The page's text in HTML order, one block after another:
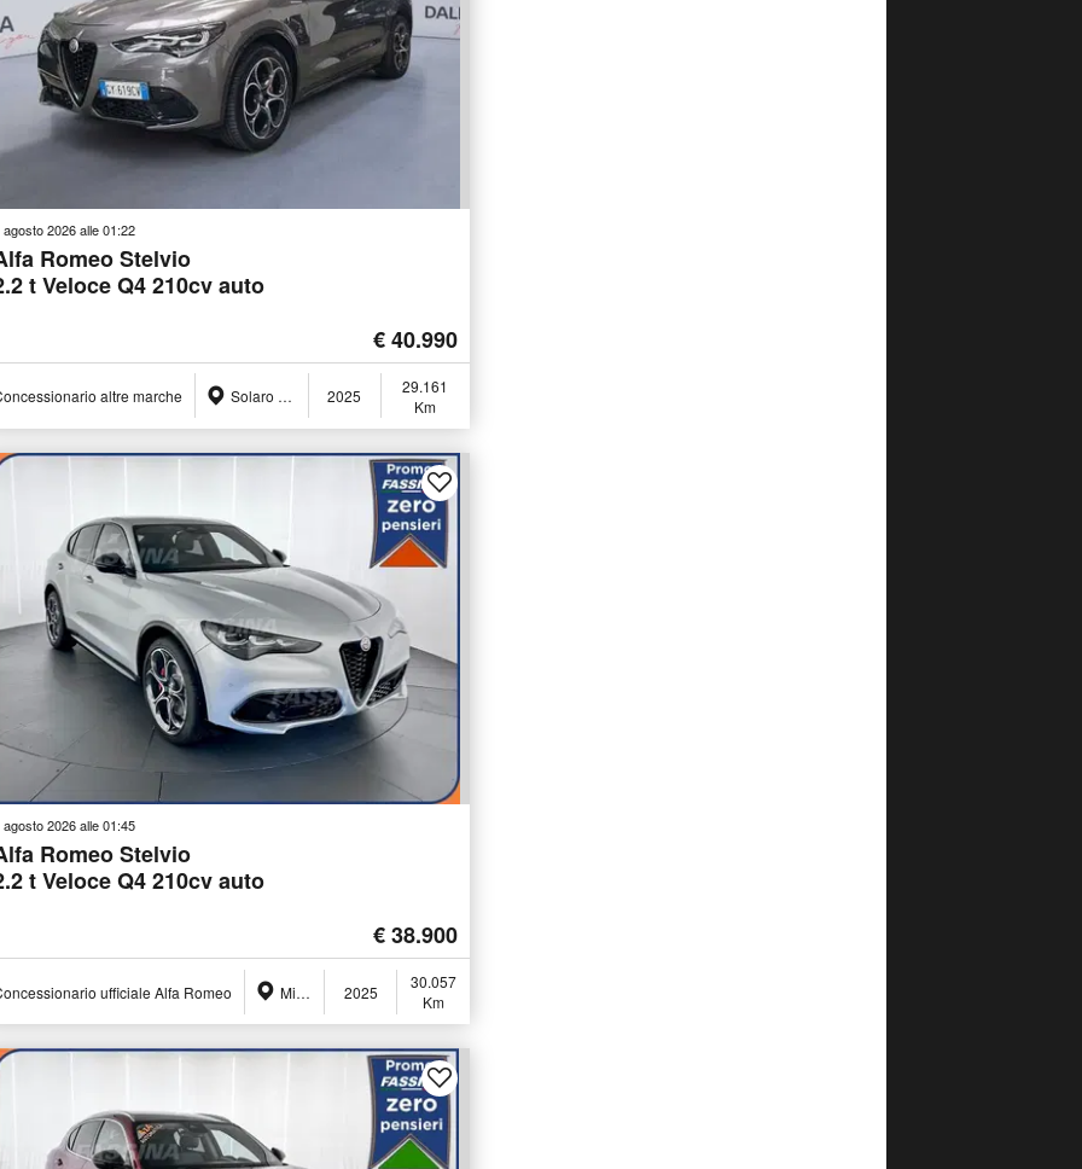
agosto 2026 alle 01:22
Romeo Stelvio
t Veloce Q4 210cv auto
€ 40.990
altre marche Solaro (MI) 2025
29.161
Km
agosto 2026 alle 01:45
Romeo Stelvio
t Veloce Q4 210cv auto
€ 38.900
ufficiale Alfa Romeo Milano (MI) 2025
30.057
Km